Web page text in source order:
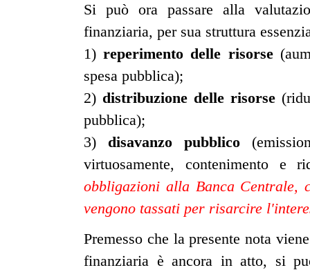
Si può ora passare alla
finanziaria, per sua struttura
1)reperimento delle risorse
spesa pubblica);
2) distribuzione delle risorse
pubblica);
3) disavanzo pubblico
virtuosamente, contenimento e
obbligazioni alla Banca
vengono tassati per risarcire
Premesso che la presente nota
finanziaria è ancora in atto, si